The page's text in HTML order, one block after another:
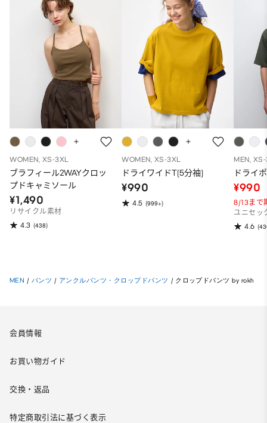
WOMEN, XS-3XL
ブラフィール2WAYクロッ
プドキャミソール
¥1,490
リサイクル素材
4.3 (438)
WOMEN, XS-3XL
ドライワイドT(5分袖)
¥990
4.5 (999+)
MEN,
ドライ
¥990
8/13まで
ユニセッ
4.6
MEN / パンツ / アンクルパンツ・クロップドパンツ / クロップドパンツ by rokh
会員情報
お買い物ガイド
交換・返品
特定商取引法に基づく表示